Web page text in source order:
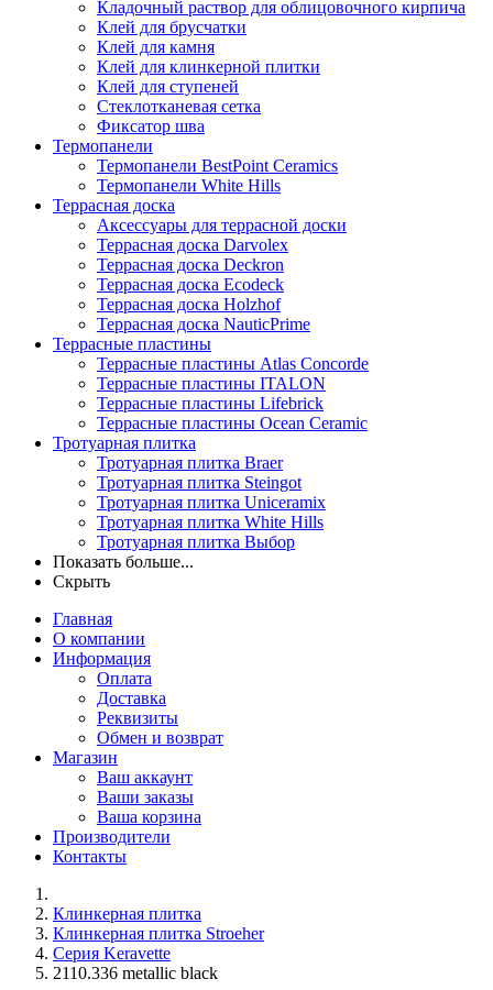
Кладочный раствор для облицовочного кирпича
Клей для брусчатки
Клей для камня
Клей для клинкерной плитки
Клей для ступеней
Стеклотканевая сетка
Фиксатор шва
Термопанели
Термопанели BestPoint Ceramics
Термопанели White Hills
Террасная доска
Аксессуары для террасной доски
Террасная доска Darvolex
Террасная доска Deckron
Террасная доска Ecodeck
Террасная доска Holzhof
Террасная доска NauticPrime
Террасные пластины
Террасные пластины Atlas Concorde
Террасные пластины ITALON
Террасные пластины Lifebrick
Террасные пластины Ocean Ceramic
Тротуарная плитка
Тротуарная плитка Braer
Тротуарная плитка Steingot
Тротуарная плитка Uniceramix
Тротуарная плитка White Hills
Тротуарная плитка Выбор
Показать больше...
Скрыть
Главная
О компании
Информация
Оплата
Доставка
Реквизиты
Обмен и возврат
Магазин
Ваш аккаунт
Ваши заказы
Ваша корзина
Производители
Контакты
Клинкерная плитка
Клинкерная плитка Stroeher
Серия Keravette
2110.336 metallic black